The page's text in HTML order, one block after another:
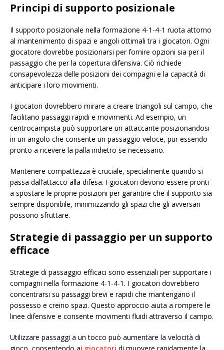
Principi di supporto posizionale
Il supporto posizionale nella formazione 4-1-4-1 ruota attorno
al mantenimento di spazi e angoli ottimali tra i giocatori. Ogni
giocatore dovrebbe posizionarsi per fornire opzioni sia per il
passaggio che per la copertura difensiva. Ciò richiede
consapevolezza delle posizioni dei compagni e la capacità di
anticipare i loro movimenti.
I giocatori dovrebbero mirare a creare triangoli sul campo, che
facilitano passaggi rapidi e movimenti. Ad esempio, un
centrocampista può supportare un attaccante posizionandosi
in un angolo che consente un passaggio veloce, pur essendo
pronto a ricevere la palla indietro se necessario.
Mantenere compattezza è cruciale, specialmente quando si
passa dall’attacco alla difesa. I giocatori devono essere pronti
a spostare le proprie posizioni per garantire che il supporto sia
sempre disponibile, minimizzando gli spazi che gli avversari
possono sfruttare.
Strategie di passaggio per un supporto
efficace
Strategie di passaggio efficaci sono essenziali per supportare i
compagni nella formazione 4-1-4-1. I giocatori dovrebbero
concentrarsi su passaggi brevi e rapidi che mantengano il
possesso e creino spazi. Questo approccio aiuta a rompere le
linee difensive e consente movimenti fluidi attraverso il campo.
Utilizzare passaggi a un tocco può aumentare la velocità di